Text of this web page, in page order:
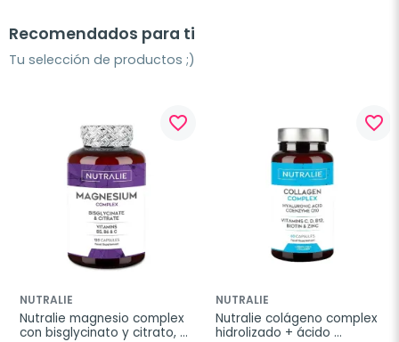
Recomendados para ti
Tu selección de productos ;)
favorite_border
NUTRALIE
Nutralie magnesio complex
con bisglycinato y citrato,
favorite_border
NUTRALIE
Nutralie colágeno complex
hidrolizado + ácido